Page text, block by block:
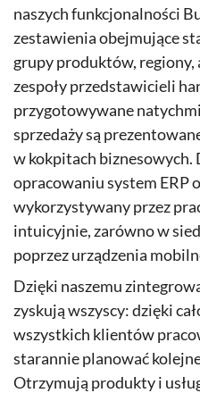
naszych funkcjonalności
zestawienia obejmujące
grupy produktów,
zespoły przedstawicieli
przygotowywane
sprzedaży są
w kokpitach biznesowych.
opracowaniu system ERP
wykorzystywany przez
intuicyjnie, zarówno w
poprzez urządzenia
Dzięki naszemu
zyskują wszyscy: dzięki
wszystkich klientów
starannie planować
Otrzymują produkty i